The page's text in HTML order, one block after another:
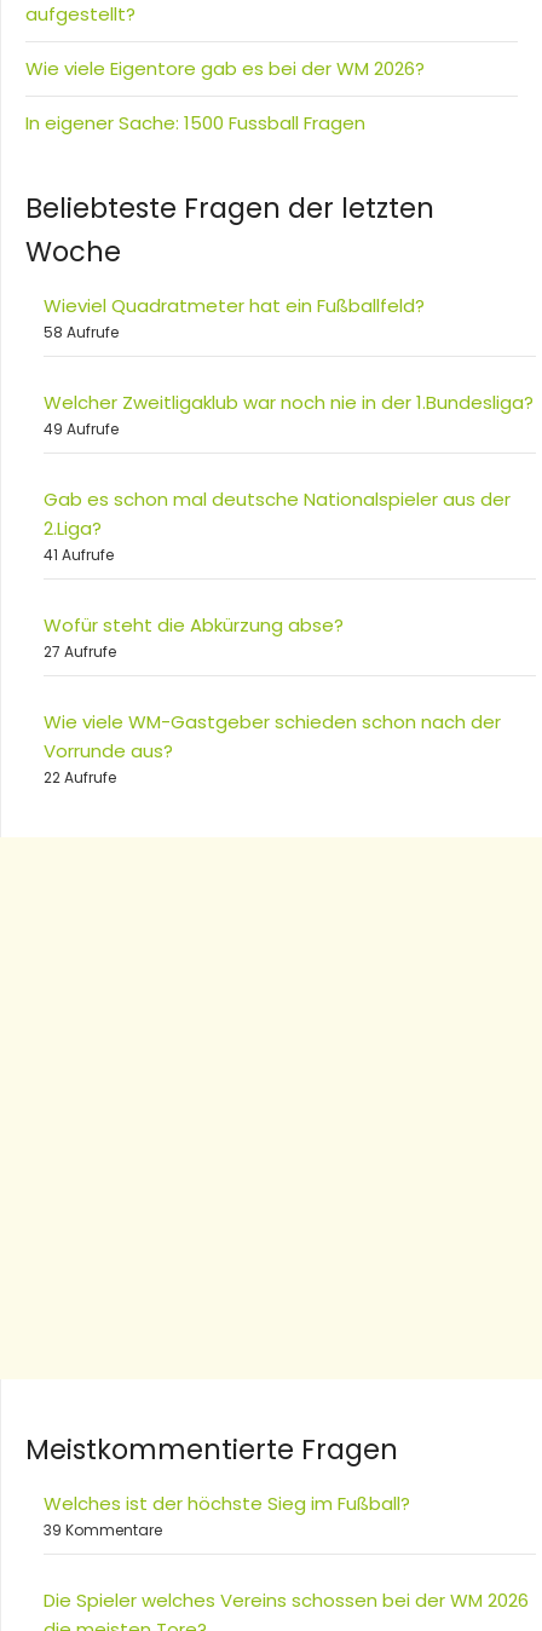
aufgestellt?
Wie viele Eigentore gab es bei der WM 2026?
In eigener Sache: 1500 Fussball Fragen
Beliebteste Fragen der letzten
Woche
Wieviel Quadratmeter hat ein Fußballfeld?
58 Aufrufe
Welcher Zweitligaklub war noch nie in der 1.Bundesliga?
49 Aufrufe
Gab es schon mal deutsche Nationalspieler aus der
2.Liga?
41 Aufrufe
Wofür steht die Abkürzung abse?
27 Aufrufe
Wie viele WM-Gastgeber schieden schon nach der
Vorrunde aus?
22 Aufrufe
Meistkommentierte Fragen
Welches ist der höchste Sieg im Fußball?
39 Kommentare
Die Spieler welches Vereins schossen bei der WM 2026